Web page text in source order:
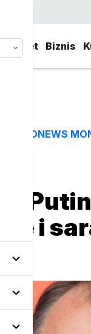
Svet Biznis
EURONEWS
i